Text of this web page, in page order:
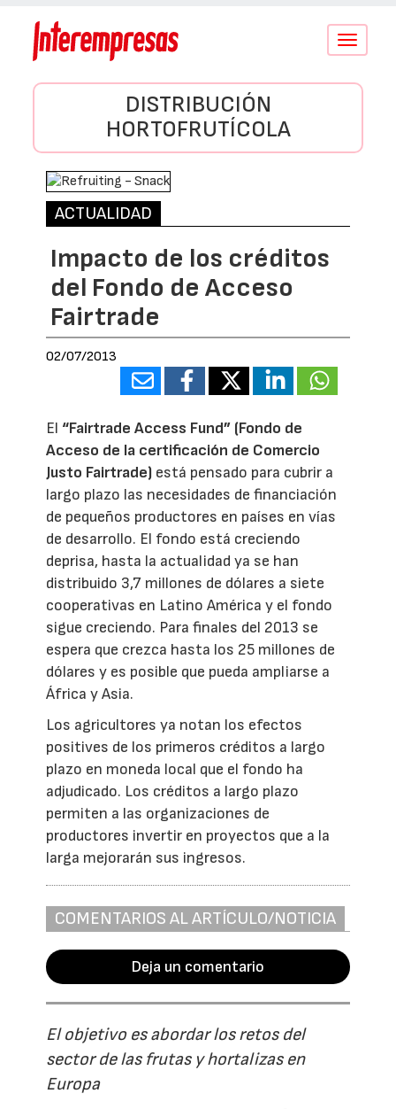
Conmutar
DISTRIBUCIÓN
HORTOFRUTÍCOLA
ACTUALIDAD
Impacto de los créditos
del Fondo de Acceso
Fairtrade
02/07/2013
El “Fairtrade Access Fund” (Fondo de
Acceso de la certificación de Comercio
Justo Fairtrade) está pensado para cubrir a
largo plazo las necesidades de financiación
de pequeños productores en países en vías
de desarrollo. El fondo está creciendo
deprisa, hasta la actualidad ya se han
distribuido 3,7 millones de dólares a siete
cooperativas en Latino América y el fondo
sigue creciendo. Para finales del 2013 se
espera que crezca hasta los 25 millones de
dólares y es posible que pueda ampliarse a
África y Asia.
Los agricultores ya notan los efectos
positives de los primeros créditos a largo
plazo en moneda local que el fondo ha
adjudicado. Los créditos a largo plazo
permiten a las organizaciones de
productores invertir en proyectos que a la
larga mejorarán sus ingresos.
COMENTARIOS AL ARTÍCULO/NOTICIA
Deja un comentario
El objetivo es abordar los retos del
sector de las frutas y hortalizas en
Europa